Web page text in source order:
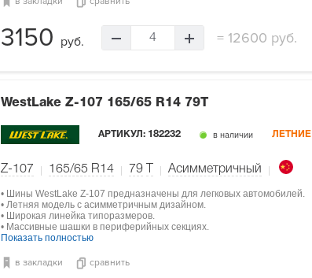
3150 руб. 4 =12600 руб.
WestLake Z-107 165/65 R14 79T
АРТИКУЛ: 182232 в наличии ЛЕТНИЕ
Z-107 165/65 R14 79 Асимметричный
• Шины WestLake Z-107 предназначены для легковых автомобилей.
• Летняя модель с асимметричным дизайном.
• Широкая линейка типоразмеров.
• Массивные шашки в периферийных секциях.
Показать полностью
в закладки сравнить